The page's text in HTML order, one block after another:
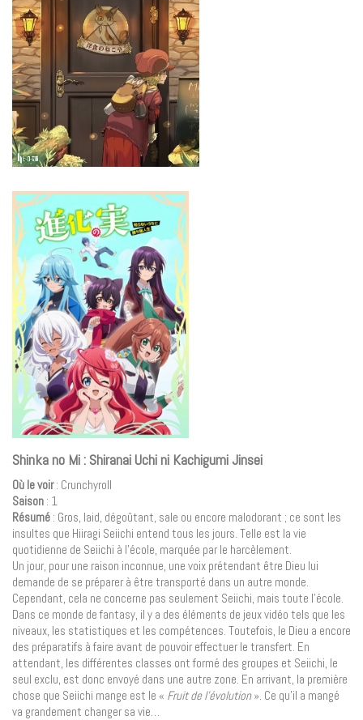
Shinka no Mi : Shiranai Uchi ni Kachigumi Jinsei
Où le voir: Crunchyroll
Saison : 1
Résumé : Gros, laid, dégoûtant, sale ou encore malodorant ; ce sont les
insultes que Hiiragi Seiichi entend tous les jours. Telle est la vie
quotidienne de Seiichi à l’école, marquée par le harcèlement.
Un jour, pour une raison inconnue, une voix prétendant être Dieu lui
demande de se préparer à être transporté dans un autre monde.
Cependant, cela ne concerne pas seulement Seiichi, mais toute l’école.
Dans ce monde de fantasy, il y a des éléments de jeux vidéo tels que les
niveaux, les statistiques et les compétences. Toutefois, le Dieu a encore
des préparatifs à faire avant de pouvoir effectuer le transfert. En
attendant, les différentes classes ont formé des groupes et Seiichi, le
seul exclu, est donc envoyé dans une autre zone. En arrivant, la première
chose que Seiichi mange est le « Fruit de l’évolution». Ce qu’il a mangé
va grandement changer sa vie…